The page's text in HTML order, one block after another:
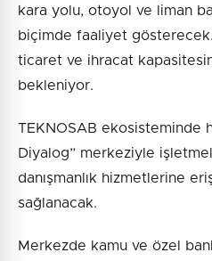
kara yolu, otoyol ve liman
biçimde faaliyet gösterecek.
ticaret ve ihracat
bekleniyor.
TEKNOSAB ekosisteminde
Diyalog” merkeziyle
danışmanlık hizmetlerine
sağlanacak.
Merkezde kamu ve özel